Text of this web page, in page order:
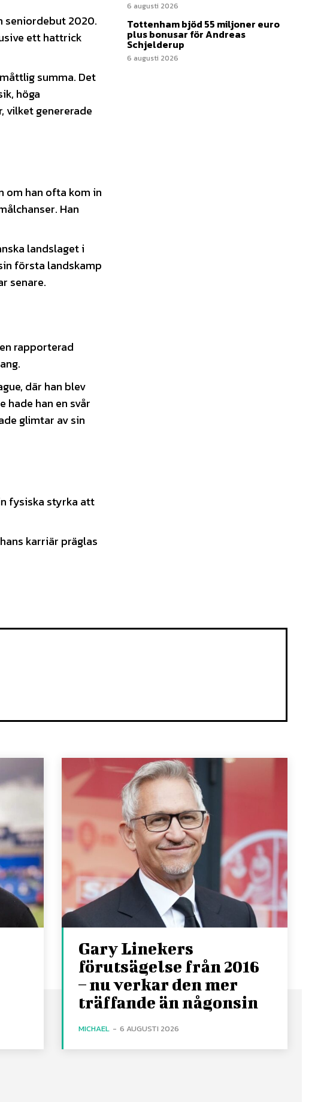
seniordebut 2020.
ett hattrick
summa. Det
höga
vilket genererade
om han ofta kom in
Han
landslaget i
första landskamp
senare.
rapporterad
där han blev
hade han en svår
glimtar av sin
fysiska styrka att
karriär präglas
6 augusti 2026
Tottenham bjöd 55 miljoner euro
plus bonusar för Andreas
Schjelderup
6 augusti 2026
Gary Linekers
förutsägelse från 2016
– nu verkar den mer
träffande än någonsin
MICHAEL - 6 AUGUSTI 2026